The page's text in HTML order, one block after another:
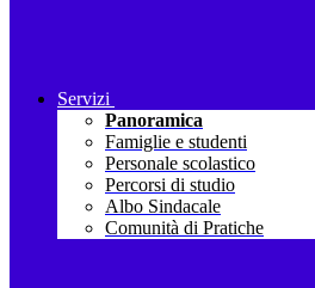
Servizi
Panoramica
Famiglie e studenti
Personale scolastico
Percorsi di studio
Albo Sindacale
Comunità di Pratiche